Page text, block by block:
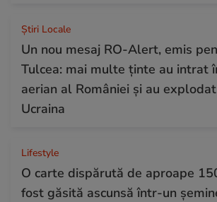
Știri Locale
Un nou mesaj RO-Alert, emis
Tulcea: mai multe ținte au intrat
aerian al României și au
Ucraina
Lifestyle
O carte dispărută de aproape
fost găsită ascunsă într-un